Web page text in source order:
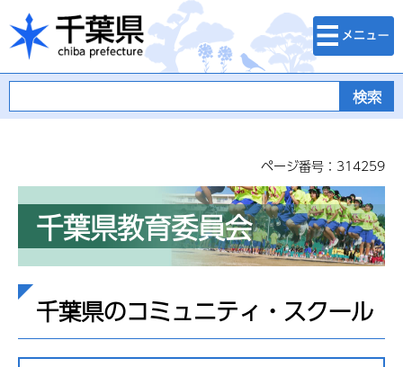
千葉県
検索・メニュ
ー
ページ番号：314259
千葉県教育委員会
千葉県のコミュニティ・スクール